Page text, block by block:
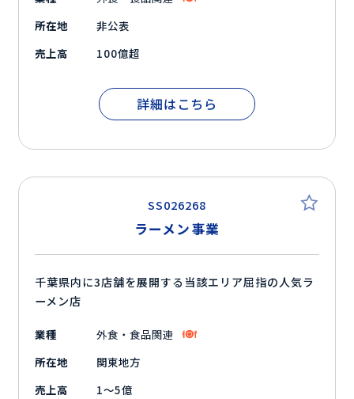
所在地
非公表
売上高
100億超
詳細はこちら
SS026268
ラーメン事業
千葉県内に3店舗を展開する当該エリア屈指の人気ラ
ーメン店
業種
外食・食品関連
所在地
関東地方
売上高
1～5億